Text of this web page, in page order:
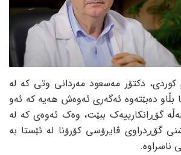
دکتۆر مەسعود مەردانی وتی کە لە
بڵاو دەبێتەوە ئەگەری ئەوەش هەیە کە ئەو
گۆڕانکارییەک ببێت، وەک ئەوەی کە لە
گۆڕدراوی ڤایرۆسی کۆرۆنا لە ئێستا بە
ناسراوە.